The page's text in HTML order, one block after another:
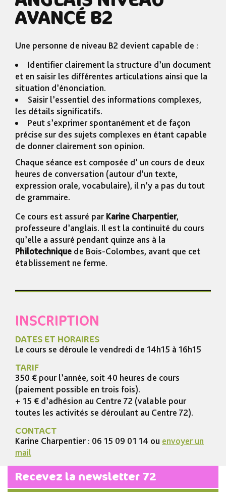
AVANCÉ B2
Une personne de niveau B2 devient capable de :
Identifier clairement la structure d’un document
et en saisir les différentes articulations ainsi que la
situation d’énonciation.
Saisir l’essentiel des informations complexes,
les détails significatifs.
Peut s’exprimer spontanément et de façon
précise sur des sujets complexes en étant capable
de donner clairement son opinion.
Chaque séance est composée d’ un cours de deux
heures de conversation (autour d’un texte,
expression orale, vocabulaire), il n’y a pas du tout
de grammaire.
Ce cours est assuré parKarine Charpentier,
professeure d’anglais. Il est la continuité du cours
qu’elle a assuré pendant quinze ans à la
Philotechnique de Bois-Colombes, avant que cet
établissement ne ferme.
INSCRIPTION
DATES ET HORAIRES
Le cours se déroule le vendredi de 14h15 à 16h15
TARIF
350 € pour l’année, soit 40 heures de cours
(paiement possible en trois fois).
+ 15 € d’adhésion au Centre 72 (valable pour
toutes les activités se déroulant au Centre 72).
CONTACT
Karine Charpentier : 06 15 09 01 14 ou envoyer un
mail
Recevez la newsletter 72